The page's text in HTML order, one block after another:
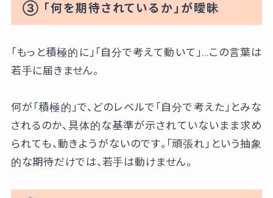
③ 「何を期待されているか」が曖昧
「もっと積極的に」「自分で考えて動いて」…この言葉は
若手に届きません。
何が「積極的」で、どのレベルで「自分で考えた」とみな
されるのか、具体的な基準が示されていないまま求め
られても、動きようがないのです。「頑張れ」という抽象
的な期待だけでは、若手は動けません。